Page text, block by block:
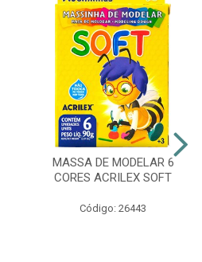
MASSA DE MODELAR 6
CORES ACRILEX SOFT
Código: 26443